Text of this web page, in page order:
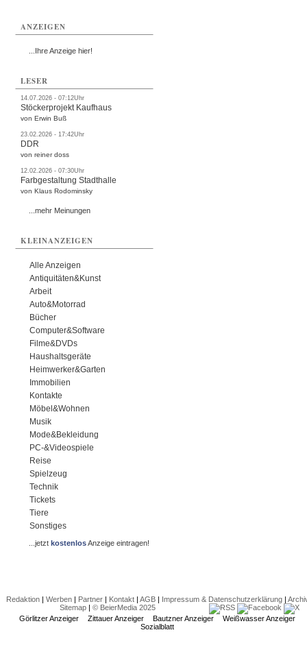
ANZEIGEN
...Ihre Anzeige hier!
LESER
14.07.2026 - 07:12Uhr
Stöckerprojekt Kaufhaus
von Erwin Buß
23.02.2026 - 17:42Uhr
DDR
von reiner doss
12.02.2026 - 07:30Uhr
Farbgestaltung Stadthalle
von Klaus Rodominsky
...mehr Meinungen
KLEINANZEIGEN
Alle Anzeigen
Antiquitäten&Kunst
Arbeit
Auto&Motorrad
Bücher
Computer&Software
Filme&DVDs
Haushaltsgeräte
Heimwerker&Garten
Immobilien
Kontakte
Möbel&Wohnen
Musik
Mode&Bekleidung
PC-&Videospiele
Reise
Spielzeug
Technik
Tickets
Tiere
Sonstiges
...jetztkostenlosAnzeige eintragen!
Redaktion| Werben| Partner| Kontakt| AGB| Impressum & Datenschutzerklärung|
Sitemap| © BeierMedia 2025
Görlitzer Anzeiger
Zittauer Anzeiger Bautzner Anzeiger
Weißwasser Anzeiger
Sozialblatt